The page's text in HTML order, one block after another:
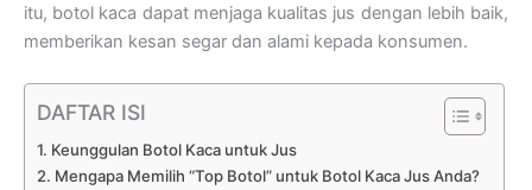
itu, botol kaca dapat menjaga kualitas jus dengan lebih baik,
memberikan kesan segar dan alami kepada konsumen.
DAFTAR ISI
Keunggulan Botol Kaca untuk Jus
Mengapa Memilih “Top Botol” untuk Botol Kaca Jus Anda?